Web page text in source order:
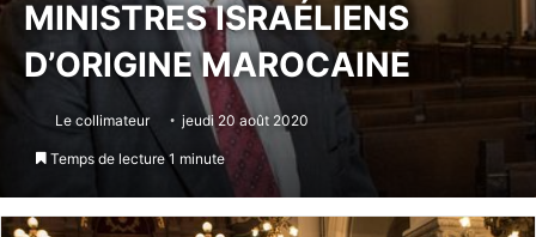
MINISTRES ISRAÉLIENS
D’ORIGINE MAROCAINE
Le collimateur jeudi 20 août 2020
Temps de lecture 1 minute